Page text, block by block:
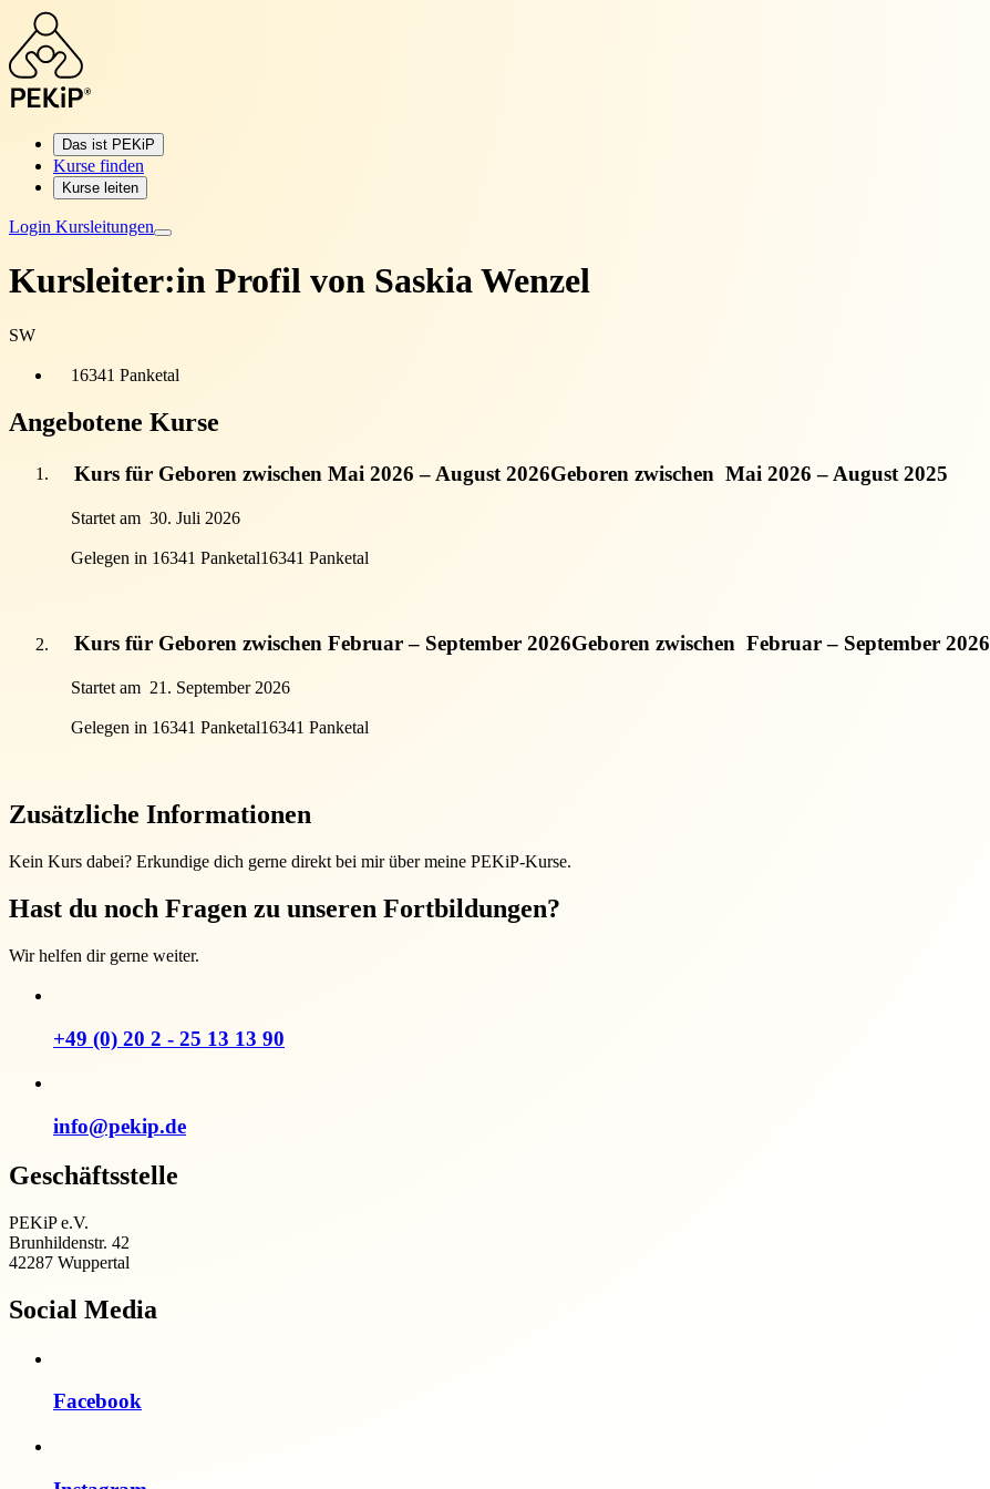
Das ist PEKiP
Kurse finden
Kurse leiten
Login Kursleitungen
Kursleiter:in Profil von Saskia Wenzel
SW
16341 Panketal
Angebotene Kurse
Kurs für Geboren zwischen Mai 2026 – August 2026Geboren zwischen Mai 2026 – August 2025
Startet am 30. Juli 2026
Gelegen in 16341 Panketal16341 Panketal
Kurs für Geboren zwischen Februar – September 2026Geboren zwischen Februar – September 2026
Startet am 21. September 2026
Gelegen in 16341 Panketal16341 Panketal
Zusätzliche Informationen
Kein Kurs dabei? Erkundige dich gerne direkt bei mir über meine PEKiP-Kurse.
Hast du noch Fragen zu unseren Fortbildungen?
Wir helfen dir gerne weiter.
+49 (0) 20 2 - 25 13 13 90
info@pekip.de
Geschäftsstelle
PEKiP e.V.
Brunhildenstr. 42
42287 Wuppertal
Social Media
Facebook